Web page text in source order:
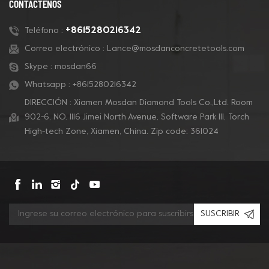
pulido de concreto.
CONTÁCTENOS
Teléfono : +8615280216342
Correo electrónico : Lance@mosdanconcretetools.com
Skype : mosdan66
Whatsapp : +8615280216342
DIRECCIÓN : Xiamen Mosdan Diamond Tools Co.,Ltd. Room
902-6, NO. 1116 Jimei North Avenue, Software Park Ill, Torch
High-tech Zone, Xiamen, China. Zip code: 361024
SUSCRIBIR